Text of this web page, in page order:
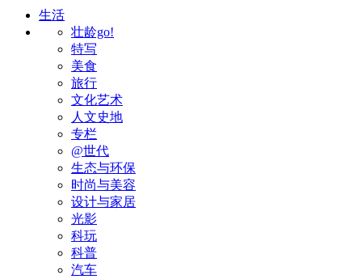
生活
壮龄go!
特写
美食
旅行
文化艺术
人文史地
专栏
@世代
生态与环保
时尚与美容
设计与家居
光影
科玩
科普
汽车